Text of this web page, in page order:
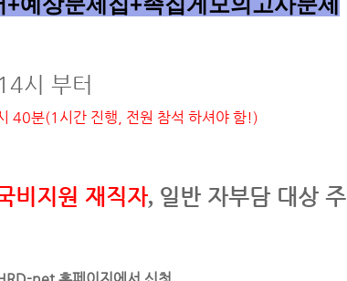
14시 부터
분(1시간 진행, 전원 참석 하셔야 함!)
비지원 재직자, 일반 자부담 대상 주